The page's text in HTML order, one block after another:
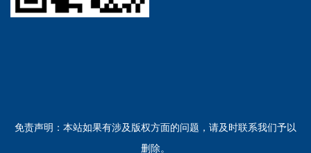
免责声明：本站如果有涉及版权方面的问题，请及时联系我们予以
删除。